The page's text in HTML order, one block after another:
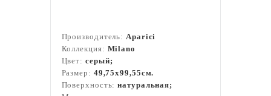
Производитель:Aparici
Коллекция: Milano
Цвет: серый;
Размер: 49,75x99,55см.
Поверхность:натуральная;